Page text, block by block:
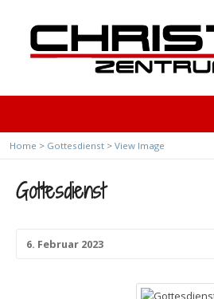
Home > Gottesdienst > View Image
Gottesdienst
6. Februar 2023